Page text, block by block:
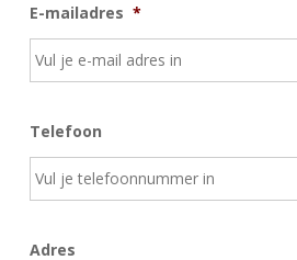
E-mailadres *
Telefoon
Adres